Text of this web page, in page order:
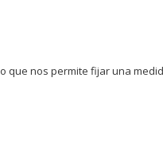
que nos permite fijar una